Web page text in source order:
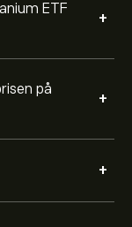
ETF
+
på
+
+